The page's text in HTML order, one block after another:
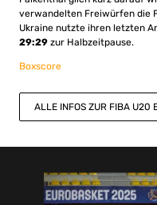
verwandelten Freiwürfen die
Ukraine nutzte ihren letzten
29:29 zur Halbzeitpause.
Boxscore
ALLE INFOS ZUR FIBA U20